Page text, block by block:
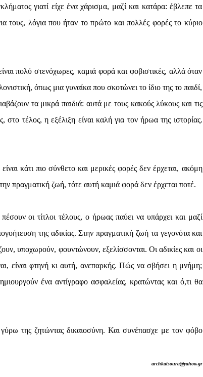
γιατί είχε ένα χάρισμα, μαζί και κατάρα: έβλεπε τα
τους, λόγια που ήταν το πρώτο και πολλές φορές το κύριο
πολύ στενόχωρες, καμιά φορά και φοβιστικές, αλλά όταν
όπως μια γυναίκα που σκοτώνει το ίδιο της το παιδί,
τα μικρά παιδιά: αυτά με τους κακούς λύκους και τις
τέλος, η εξέλιξη είναι καλή για τον ήρωα της ιστορίας.
κάτι πιο σύνθετο και μερικές φορές δεν έρχεται, ακόμη
πραγματική ζωή, τότε αυτή καμιά φορά δεν έρχεται ποτέ.
οι τίτλοι τέλους, ο ήρωας παύει να υπάρχει και μαζί
της αδικίας. Στην πραγματική ζωή τα γεγονότα και
υποχωρούν, φουντώνουν, εξελίσσονται. Οι αδικίες και οι
είναι φτηνή κι αυτή, ανεπαρκής. Πώς να σβήσει η μνήμη;
ένα αντίγραφο ασφαλείας, κρατώντας και ό,τι θα
της ζητώντας δικαιοσύνη. Και συνέπασχε με τον φόβο
archkatsoura@yahoo.gr